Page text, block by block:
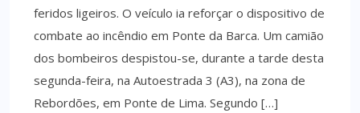
feridos ligeiros. O veículo ia reforçar o dispositivo de
combate ao incêndio em Ponte da Barca. Um camião
dos bombeiros despistou-se, durante a tarde desta
segunda-feira, na Autoestrada 3 (A3), na zona de
Rebordões, em Ponte de Lima. Segundo […]